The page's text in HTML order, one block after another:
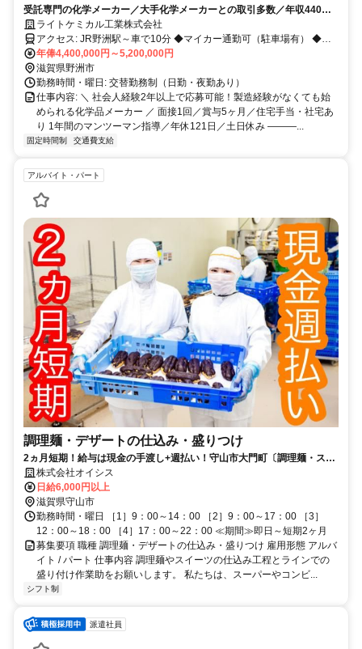
受託専門の化学メーカー／大手化学メーカーとの取引多数／年収440
万〜・賞与5ヶ月／健康経営優良法人ホワイト500に7年連続認定
ライトケミカル工業株式会社
アクセス: JR野洲駅～車で10分 ◆マイカー通勤可（駐車場有） ◆駅
→本社までタクシーチケット支給可 ◆JR京都から野洲駅まで快速29
分
年俸4,400,000円～5,200,000円
滋賀県野洲市
勤務時間・曜日: 交替勤務制（日勤・夜勤あり）
仕事内容: ＼ 社会人経験2年以上で応募可能！製造経験がなくても始
められる化学品メーカー ／ 面接1回／賞与5ヶ月／住宅手当・社宅あ
り 1年間のマンツーマン指導／年休121日／土日休み ―――...
固定時間制 交通費支給
アルバイト・パート
調理麺・デザートの仕込み・盛りつけ
2ヵ月短期！給与は現金の手渡し+週払い！守山市大門町〔調理麺・スイ
ーツの製造補助〕◆未経験者大歓迎
株式会社オイシス
日給6,000円以上
滋賀県守山市
勤務時間・曜日 ［1］9：00～14：00 ［2］9：00～17：00 ［3］
12：00～18：00 ［4］17：00～22：00 ≪期間≫即日～短期2ヶ月
募集要項 職種 調理麺・デザートの仕込み・盛りつけ 雇用形態 アルバ
イト / パート 仕事内容 調理麺やスイーツの仕込み工程とラインでの
盛り付け作業助をお願いします。 私たちは、スーパーやコンビ...
シフト制
派遣社員